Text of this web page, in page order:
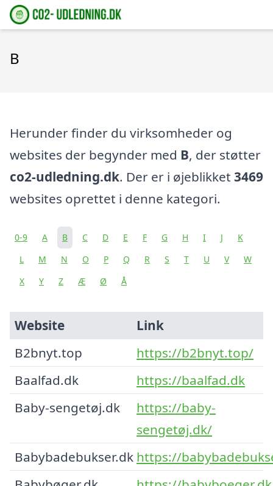
B
Herunder finder du virksomheder og
websites der begynder med B, der støtter
co2-udledning.dk. Der er i øjeblikket 3469
websites oprettet i denne kategori.
0-9 A B C D E F G H I J
K
L
M N O P Q R S T U V
W
X
Y Z Æ Ø Å
Website
Link
B2bnyt.top
https://b2bnyt.top/
Baalfad.dk
https://baalfad.dk
Baby-sengetøj.dk
https://baby-
sengetøj.dk/
Babybadebukser.dk https://